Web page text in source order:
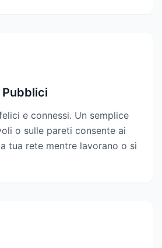
Pubblici
e connessi. Un semplice
o sulle pareti consente ai
tua rete mentre lavorano o si